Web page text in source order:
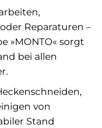
Reparaturen –
»MONTO« sorgt
bei allen
von
Stand